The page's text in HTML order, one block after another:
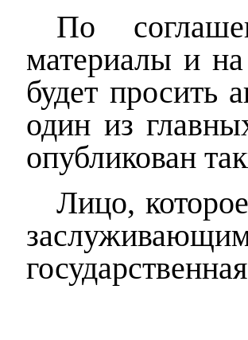
По
материалы и
будет просить
один из
опубликован
Лицо,